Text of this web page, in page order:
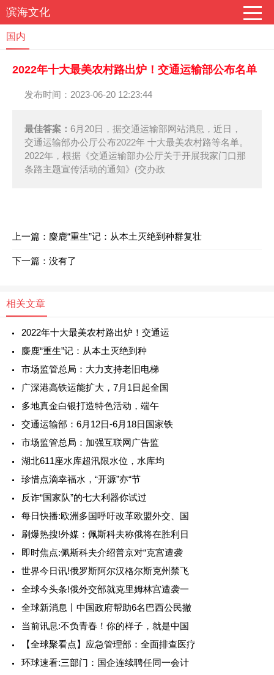
滨海文化
国内
2022年十大最美农村路出炉！交通运输部公布名单
发布时间：2023-06-20 12:23:44
最佳答案： 6月20日，据交通运输部网站消息，近日，
交通运输部办公厅公布2022年 十大最美农村路等名单。
2022年，根据《交通运输部办公厅关于开展我家门口那
条路主题宣传活动的通知》(交办政
上一篇： 麋鹿“重生”记：从本土灭绝到种群复壮
下一篇：没有了
相关文章
2022年十大最美农村路出炉！交通运
麋鹿“重生”记：从本土灭绝到种
市场监管总局：大力支持老旧电梯
广深港高铁运能扩大，7月1日起全国
多地真金白银打造特色活动，端午
交通运输部：6月12日-6月18日国家铁
市场监管总局：加强互联网广告监
湖北611座水库超汛限水位，水库均
珍惜点滴幸福水，“开源”亦“节
反诈“国家队”的七大利器你试过
每日快播:欧洲多国呼吁改革欧盟外交、国
刷爆热搜!外媒：佩斯科夫称俄将在胜利日
即时焦点:佩斯科夫介绍普京对“克宫遭袭
世界今日讯!俄罗斯阿尔汉格尔斯克州禁飞
全球今头条!俄外交部就克里姆林宫遭袭一
全球新消息丨中国政府帮助6名巴西公民撤
当前讯息:不负青春！你的样子，就是中国
【全球聚看点】应急管理部：全面排查医疗
环球速看:三部门：国企连续聘任同一会计